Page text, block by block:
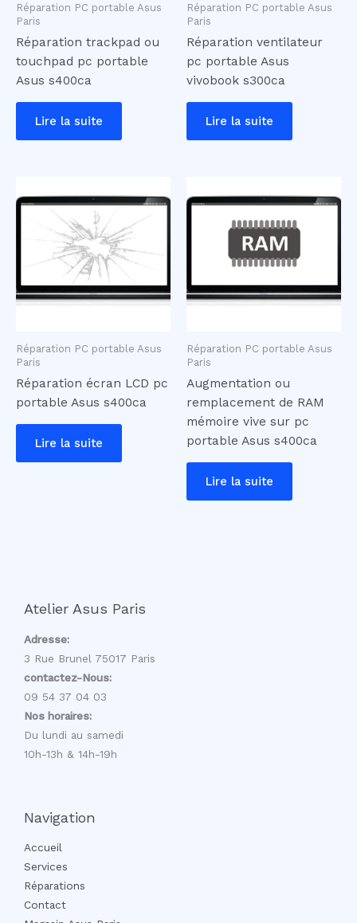
Réparation PC portable Asus
Paris
Réparation trackpad ou
touchpad pc portable
Asus s400ca
Lire la suite
Réparation PC portable Asus
Paris
Réparation ventilateur
pc portable Asus
vivobook s300ca
Lire la suite
Réparation PC portable Asus
Paris
Réparation écran LCD pc
portable Asus s400ca
Lire la suite
Réparation PC portable Asus
Paris
Augmentation ou
remplacement de RAM
mémoire vive sur pc
portable Asus s400ca
Lire la suite
Atelier Asus Paris
Adresse:
3 Rue Brunel 75017 Paris
contactez-Nous:
09 54 37 04 03
Nos horaires:
Du lundi au samedi
10h-13h & 14h-19h
Navigation
Accueil
Services
Réparations
Contact